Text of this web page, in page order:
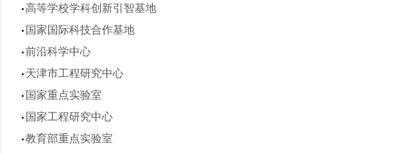
高等学校学科创新引智基地
国家国际科技合作基地
前沿科学中心
天津市工程研究中心
国家重点实验室
国家工程研究中心
教育部重点实验室